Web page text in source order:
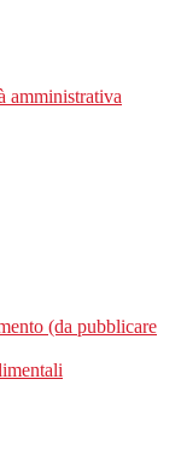
amministrativa
(da pubblicare